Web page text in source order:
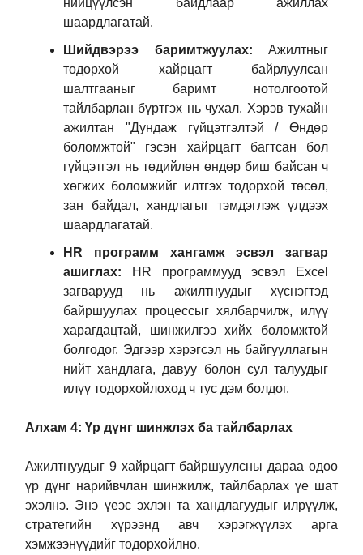
шаардлагатай.
Шийдвэрээ баримтжуулах: Ажилтныг
тодорхой хайрцагт байрлуулсан
шалтгааныг баримт нотолгоотой
тайлбарлан бүртгэх нь чухал. Хэрэв тухайн
ажилтан "Дундаж гүйцэтгэлтэй / Өндөр
боломжтой" гэсэн хайрцагт багтсан бол
гүйцэтгэл нь төдийлөн өндөр биш байсан ч
хөгжих боломжийг илтгэх тодорхой төсөл,
зан байдал, хандлагыг тэмдэглэж үлдээх
шаардлагатай.
HR программ хангамж эсвэл загвар
ашиглах: HR программууд эсвэл Excel
загварууд нь ажилтнуудыг хүснэгтэд
байршуулах процессыг хялбарчилж, илүү
харагдацтай, шинжилгээ хийх боломжтой
болгодог. Эдгээр хэрэгсэл нь байгууллагын
нийт хандлага, давуу болон сул талуудыг
илүү тодорхойлоход ч тус дэм болдог.
Алхам 4: Үр дүнг шинжлэх ба тайлбарлах
Ажилтнуудыг 9 хайрцагт байршуулсны дараа одоо
үр дүнг нарийвчлан шинжилж, тайлбарлах үе шат
эхэлнэ. Энэ үеэс эхлэн та хандлагуудыг илрүүлж,
стратегийн хүрээнд авч хэрэгжүүлэх арга
хэмжээнүүдийг тодорхойлно.